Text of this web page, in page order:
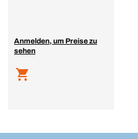
Anmelden, um Preise zu
sehen